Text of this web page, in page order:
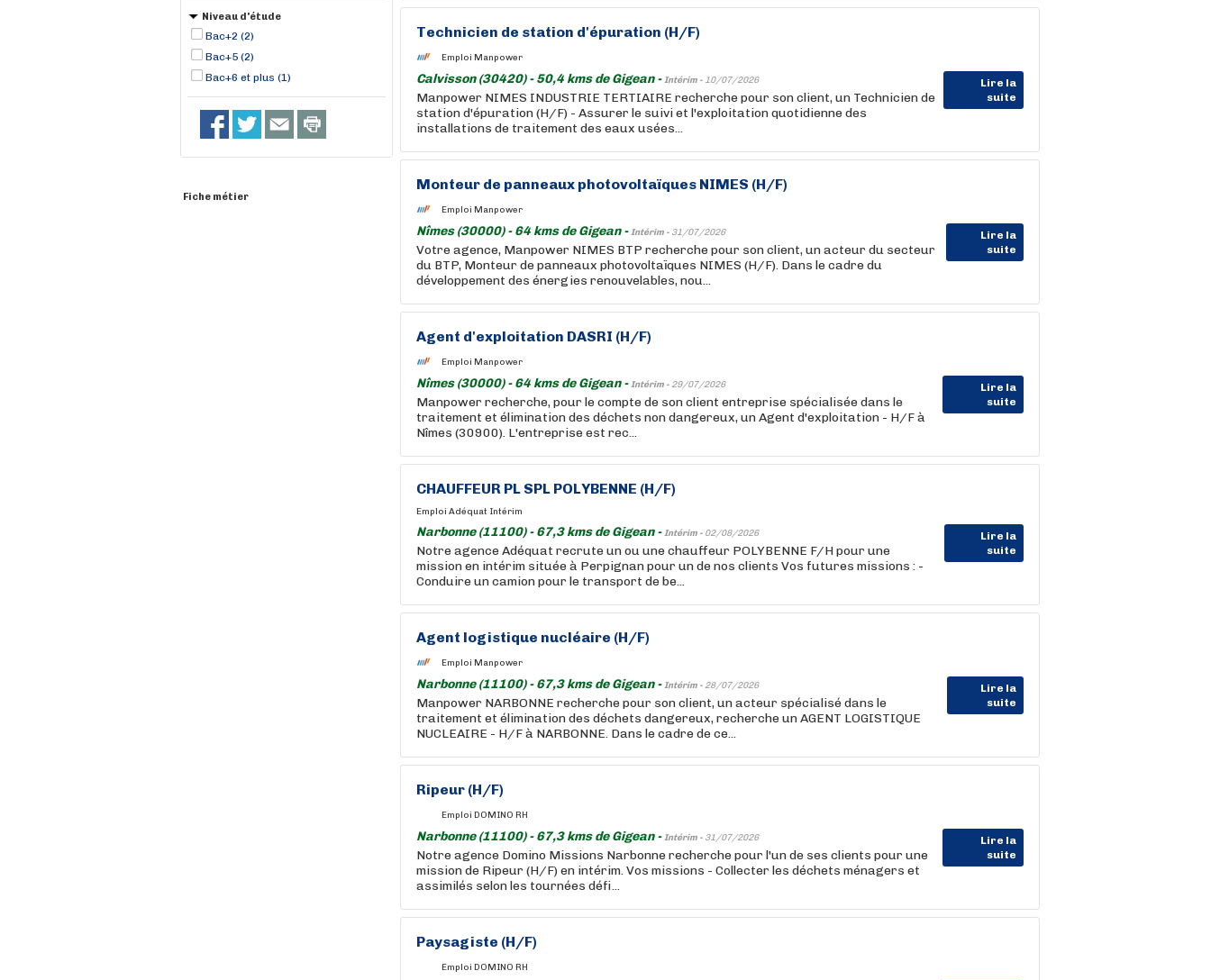
Niveau d'étude
Bac+2 (2)
Bac+5 (2)
Bac+6 et plus (1)
Fiche métier
Technicien de station d'épuration (H/F)
Emploi Manpower
Calvisson (30420) - 50,4 kms de Gigean -Intérim - 10/07/2026
Lire la
suite
Manpower NIMES INDUSTRIE TERTIAIRE recherche pour son client, un Technicien de
station d'épuration (H/F) - Assurer le suivi et l'exploitation quotidienne des
installations de traitement des eaux usées...
Monteur de panneaux photovoltaïques NIMES (H/F)
Emploi Manpower
Nîmes (30000) - 64 kms de Gigean -Intérim - 31/07/2026
Lire la
suite
Votre agence, Manpower NIMES BTP recherche pour son client, un acteur du secteur
du BTP, Monteur de panneaux photovoltaïques NIMES (H/F). Dans le cadre du
développement des énergies renouvelables, nou...
Agent d'exploitation DASRI (H/F)
Emploi Manpower
Nîmes (30000) - 64 kms de Gigean -Intérim - 29/07/2026
Lire la
suite
Manpower recherche, pour le compte de son client entreprise spécialisée dans le
traitement et élimination des déchets non dangereux, un Agent d'exploitation - H/F à
Nîmes (30900). L'entreprise est rec...
CHAUFFEUR PL SPL POLYBENNE (H/F)
Emploi Adéquat Intérim
Narbonne (11100) - 67,3 kms de Gigean -Intérim - 02/08/2026
Lire la
suite
Notre agence Adéquat recrute un ou une chauffeur POLYBENNE F/H pour une
mission en intérim située à Perpignan pour un de nos clients Vos futures missions : -
Conduire un camion pour le transport de be...
Agent logistique nucléaire (H/F)
Emploi Manpower
Narbonne (11100) - 67,3 kms de Gigean -Intérim - 28/07/2026
Lire la
suite
Manpower NARBONNE recherche pour son client, un acteur spécialisé dans le
traitement et élimination des déchets dangereux, recherche un AGENT LOGISTIQUE
NUCLEAIRE - H/F à NARBONNE. Dans le cadre de ce...
Ripeur (H/F)
Emploi DOMINO RH
Narbonne (11100) - 67,3 kms de Gigean -Intérim - 31/07/2026
Lire la
suite
Notre agence Domino Missions Narbonne recherche pour l'un de ses clients pour une
mission de Ripeur (H/F) en intérim. Vos missions - Collecter les déchets ménagers et
assimilés selon les tournées défi...
Paysagiste (H/F)
Emploi DOMINO RH